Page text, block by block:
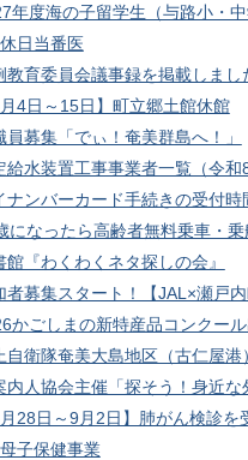
年度海の子留学生（与路小・中
日当番医
教育委員会議事録を掲載しまし
月4日～15日】町立郷土館休館
員募集「でぃ！奄美群島へ！」
給水装置工事事業者一覧（令和
ナンバーカード手続きの受付時
になったら高齢者無料乗車・
館『わくわくネタ探しの会』
者募集スタート！【JAL×瀬戸
かごしまの新特産品コンクー
自衛隊奄美大島地区（古仁屋
内人協会主催「探そう！身近
月28日～9月2日】肺がん検診を
子保健事業